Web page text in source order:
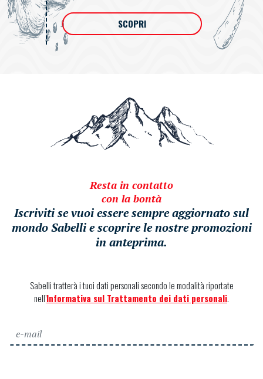
SCOPRI
Resta in contatto
con la bontà
Iscriviti se vuoi essere sempre aggiornato sul
mondo Sabelli e scoprire le nostre promozioni
in anteprima.
Sabelli tratterà i tuoi dati personali secondo le modalità riportate
nell’Informativa sul Trattamento dei dati personali.